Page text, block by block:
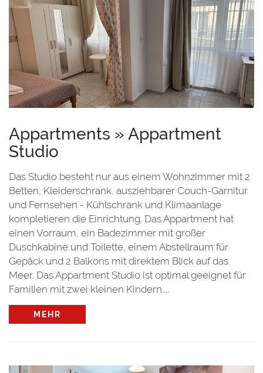
Appartments » Appartment
Studio
Das Studio besteht nur aus einem Wohnzimmer mit 2
Betten, Kleiderschrank, ausziehbarer Couch-Garnitur
und Fernsehen - Kühlschrank und Klimaanlage
kompletieren die Einrichtung. Das Appartment hat
einen Vorraum, ein Badezimmer mit großer
Duschkabine und Toilette, einem Abstellraum für
Gepäck und 2 Balkons mit direktem Blick auf das
Meer. Das Appartment Studio ist optimal geeignet für
Familien mit zwei kleinen Kindern....
MEHR